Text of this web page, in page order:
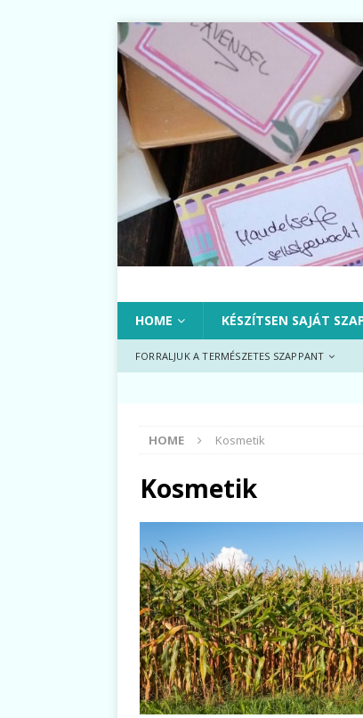
HOME KÉSZÍTSEN SAJÁT
FORRALJUK A TERMÉSZETES SZAPPANT
HOME Kosmetik
Kosmetik